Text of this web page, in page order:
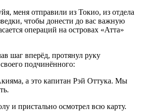
меня отправили из Токио, из отдела
чтобы донести до вас важную
операций на островах «Атта»
шаг вперёд, протянул руку
подчинённого:
а это капитан Рэй Оттука. Мы
и пристально осмотрел всю карту.